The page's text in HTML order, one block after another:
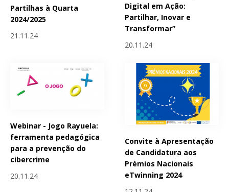
Partilhas à Quarta
2024/2025
21.11.24
Digital em Ação:
Partilhar, Inovar e
Transformar”
20.11.24
Webinar - Jogo Rayuela:
ferramenta pedagógica
para a prevenção do
cibercrime
20.11.24
Convite à Apresentação
de Candidatura aos
Prémios Nacionais
eTwinning 2024